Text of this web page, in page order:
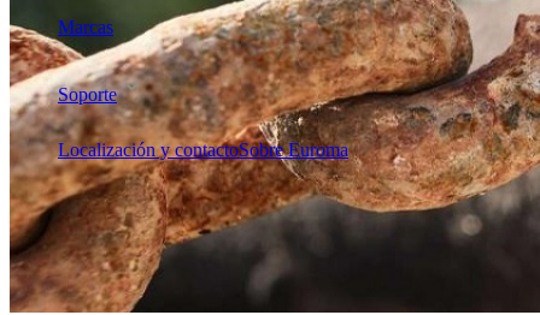
ACCESORIOS IP Y CCTV
Marcas
Catálogos y Tarifas
Soporte
Soluciones
Localización y contactoSobre Euroma